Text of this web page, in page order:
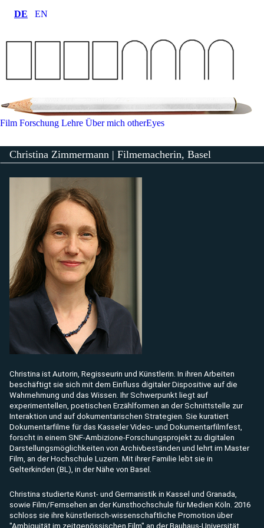
DE EN
Film Forschung Lehre Über mich otherEyes
Christina Zimmermann | Filmemacherin, Basel
Christina ist Autorin, Regisseurin und Künstlerin. In ihren Arbeiten
beschäftigt sie sich mit dem Einfluss digitaler Dispositive auf die
Wahrnehmung und das Wissen. Ihr Schwerpunkt liegt auf
experimentellen, poetischen Erzählformen an der Schnittstelle zur
Interaktion und auf dokumentarischen Strategien. Sie kuratiert
Dokumentarfilme für das Kasseler Video- und Dokumentarfilmfest,
forscht in einem SNF-Ambizione-Forschungsprojekt zu digitalen
Darstellungsmöglichkeiten von Archivbeständen und lehrt im Master
Film, an der Hochschule Luzern. Mit ihrer Familie lebt sie in
Gelterkinden (BL), in der Nähe von Basel.
Christina studierte Kunst- und Germanistik in Kassel und Granada,
sowie Film/Fernsehen an der Kunsthochschule für Medien Köln. 2016
schloss sie ihre künstlerisch-wissenschaftliche Promotion über
"Ambiguität im zeitgenössischen Film" an der Bauhaus-Universität